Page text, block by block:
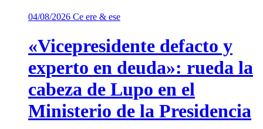
04/08/2026 Ce ere & ese
«Vicepresidente defacto y
experto en deuda»: rueda la
cabeza de Lupo en el
Ministerio de la Presidencia